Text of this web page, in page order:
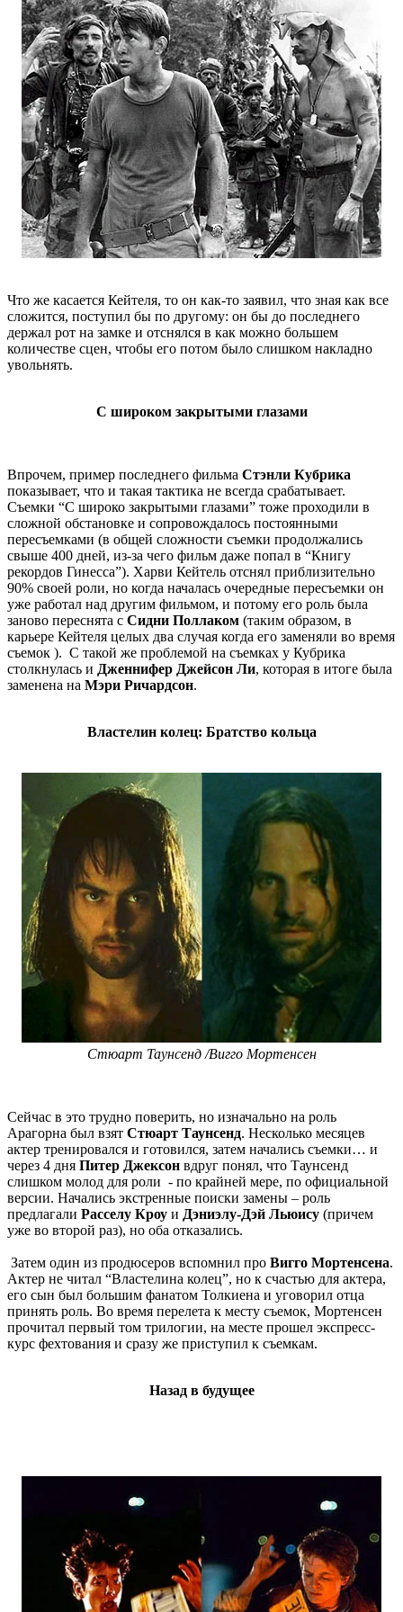
Что же касается Кейтеля, то он как-то заявил, что зная как все
сложится, поступил бы по другому: он бы до последнего
держал рот на замке и отснялся в как можно большем
количестве сцен, чтобы его потом было слишком накладно
увольнять.
С широком закрытыми глазами
Впрочем, пример последнего фильма Стэнли Кубрика
показывает, что и такая тактика не всегда срабатывает.
Съемки “С широко закрытыми глазами” тоже проходили в
сложной обстановке и сопровождалось постоянными
пересъемками (в общей сложности съемки продолжались
свыше 400 дней, из-за чего фильм даже попал в “Книгу
рекордов Гинесса”). Харви Кейтель отснял приблизительно
90% своей роли, но когда началась очередные пересъемки он
уже работал над другим фильмом, и потому его роль была
заново переснята с Сидни Поллаком (таким образом, в
карьере Кейтеля целых два случая когда его заменяли во время
съемок ). С такой же проблемой на съемках у Кубрика
столкнулась и Дженнифер Джейсон Ли, которая в итоге была
заменена на Мэри Ричардсон.
Властелин колец: Братство кольца
Стюарт Таунсенд /Вигго Мортенсен
Сейчас в это трудно поверить, но изначально на роль
Арагорна был взят Стюарт Таунсенд. Несколько месяцев
актер тренировался и готовился, затем начались съемки… и
через 4 дня Питер Джексон вдруг понял, что Таунсенд
слишком молод для роли - по крайней мере, по официальной
версии. Начались экстренные поиски замены – роль
предлагали Расселу Кроу и Дэниэлу-Дэй Льюису (причем
уже во второй раз), но оба отказались.
Затем один из продюсеров вспомнил про Вигго Мортенсена.
Актер не читал “Властелина колец”, но к счастью для актера,
его сын был большим фанатом Толкиена и уговорил отца
принять роль. Во время перелета к месту съемок, Мортенсен
прочитал первый том трилогии, на месте прошел экспресс-
курс фехтования и сразу же приступил к съемкам.
Назад в будущее